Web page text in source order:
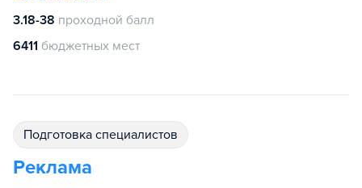
3.18-38 проходной балл
6411 бюджетных мест
подготовка специалистов
Реклама